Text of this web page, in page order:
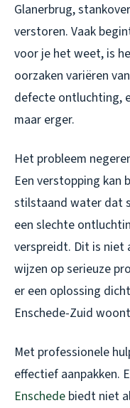
Glanerbrug,
verstoren. Vaak
voor je het weet, is
oorzaken variëren
defecte ontluchting,
maar erger.
Het probleem
Een verstopping kan
stilstaand water dat
een slechte
verspreidt. Dit is niet
wijzen op serieuze
er een oplossing
Enschede-Zuid
Met professionele
effectief aanpakken.
Enschede biedt niet